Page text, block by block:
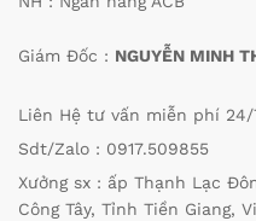
Giám Đốc : NGUYỄN MINH
Liên Hệ tư vấn miễn phí 24/
Sdt/Zalo : 0917.509855
Xưởng sx : ấp Thạnh Lạc
Công Tây, Tỉnh Tiền Giang,